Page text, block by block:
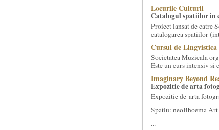
Locurile Culturii
Catalogul spatiilor in
Proiect lansat de catre
catalogarea spatiilor
Cursul de
Societatea Muzicala
Este un curs intensiv si
Imaginary Beyond
Expozitie de arta
Expozitie de arta
Spatiu: neoBhoema
...